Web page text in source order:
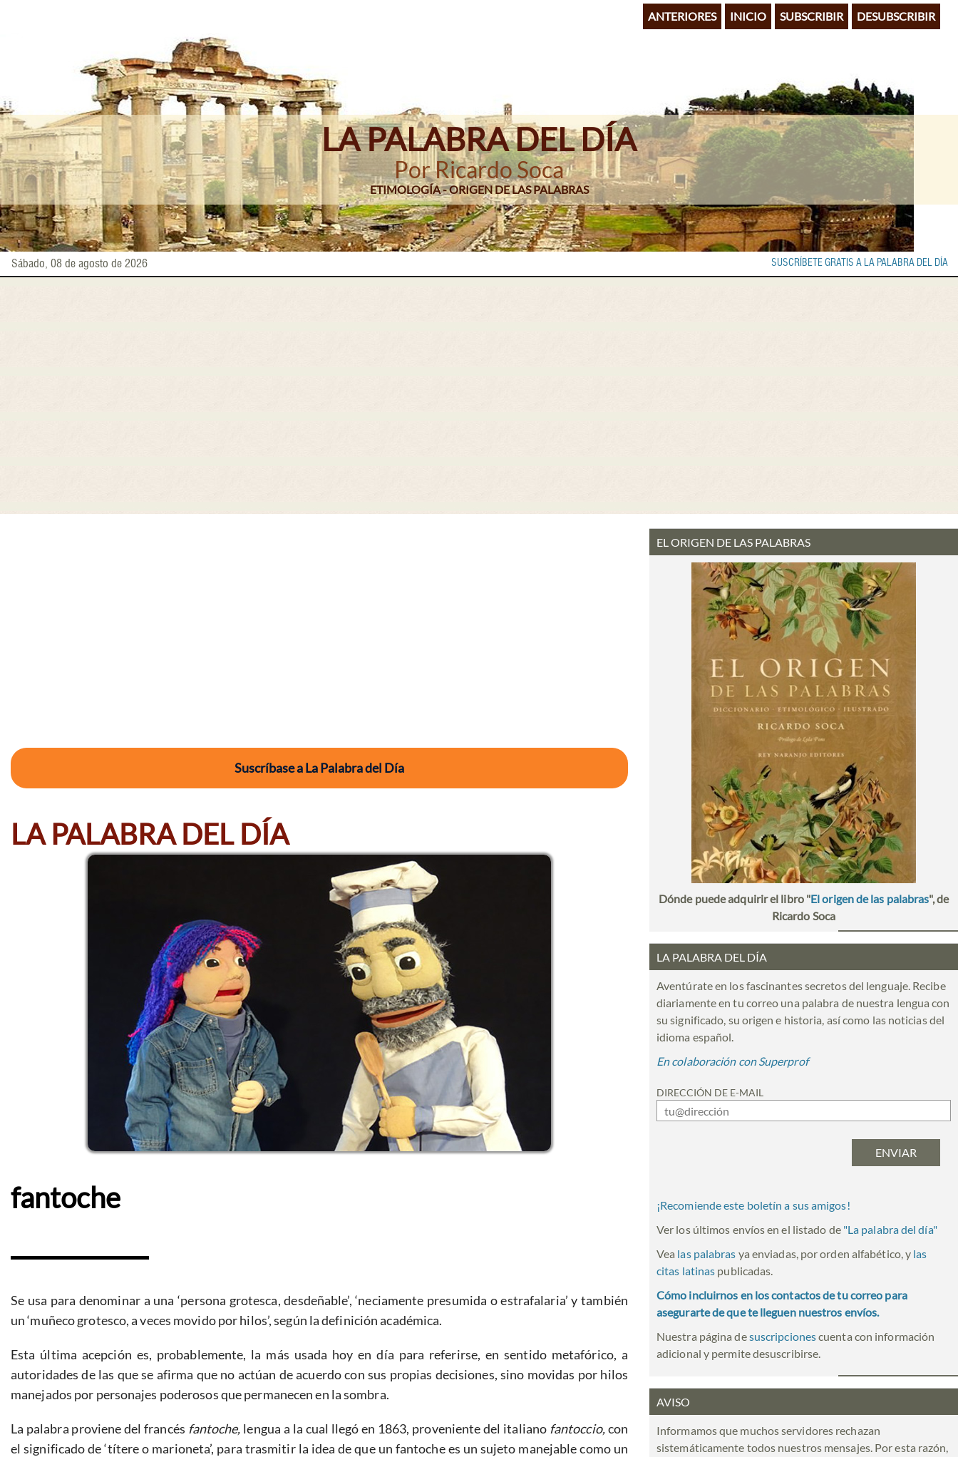
ANTERIORES INICIO SUBSCRIBIR DESUBSCRIBIR
LA PALABRA DEL DÍA
Por Ricardo Soca
ETIMOLOGÍA - ORIGEN DE LAS PALABRAS
Sábado, 08 de agosto de 2026 SUSCRÍBETE GRATIS A LA PALABRA DEL DÍA
Suscríbase a La Palabra del Día
LA PALABRA DEL DÍA
fantoche
Se usa para denominar a una ‘persona grotesca, desdeñable’, ‘neciamente presumida o estrafalaria’ y también
un ‘muñeco grotesco, a veces movido por hilos’, según la definición académica.
Esta última acepción es, probablemente, la más usada hoy en día para referirse, en sentido metafórico, a
autoridades de las que se afirma que no actúan de acuerdo con sus propias decisiones, sino movidas por hilos
manejados por personajes poderosos que permanecen en la sombra.
La palabra proviene del francés fantoche, lengua a la cual llegó en 1863, proveniente del italiano fantoccio,con
el significado de ‘títere o marioneta’, para trasmitir la idea de que un fantoche es un sujeto manejable como un
EL ORIGEN DE LAS PALABRAS
Dónde puede adquirir el libro "El origen de las palabras", de
Ricardo Soca
LA PALABRA DEL DÍA
Aventúrate en los fascinantes secretos del lenguaje. Recibe
diariamente en tu correo una palabra de nuestra lengua con
su significado, su origen e historia, así como las noticias del
idioma español.
En colaboración con Superprof
DIRECCIÓN DE E-MAIL
¡Recomiende este boletín a sus amigos!
Ver los últimos envíos en el listado de "La palabra del día"
Vea las palabras ya enviadas, por orden alfabético, y las
citas latinas publicadas.
Cómo incluirnos en los contactos de tu correo para
asegurarte de que te lleguen nuestros envíos.
Nuestra página desuscripcionescuenta con información
adicional y permite desuscribirse.
AVISO
Informamos que muchos servidores rechazan
sistemáticamente todos nuestros mensajes. Por esta razón,